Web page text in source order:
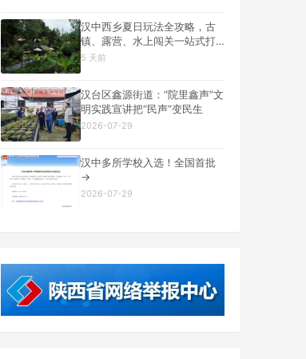
汉中西乡夏日玩法全攻略，古
镇、露营、水上闯关一站式打
卡
5 天前
汉台区鑫源街道：“院里鑫声”文
明实践宣讲把“民声”变民生
2026-07-29
汉中多所学校入选！全国首批
→
2026-07-29